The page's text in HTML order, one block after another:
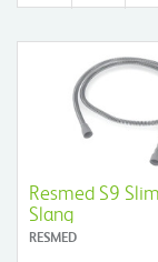
Resmed S9
Slang
RESMED